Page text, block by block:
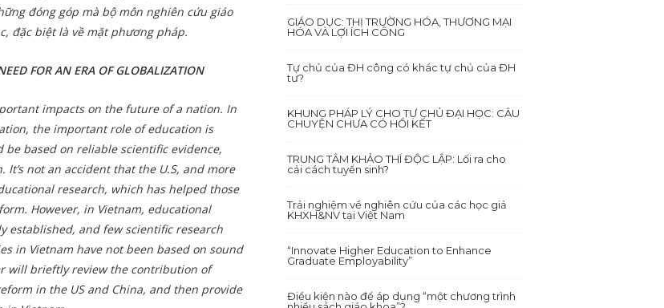
đóng góp mà bộ môn nghiên cứu giáo
đặc biệt là về mặt phương pháp.
FOR AN ERA OF GLOBALIZATION
impacts on the future of a nation. In
the important role of education is
based on reliable scientific evidence,
not an accident that the U.S, and more
research, which has helped those
However, in Vietnam, educational
established, and few scientific research
in Vietnam have not been based on sound
will brieftly review the contribution of
in the US and China, and then provide
GIÁO DỤC: THỊ TRƯỜNG HÓA, THƯƠNG MẠI
HÓA VÀ LỢI ÍCH CÔNG
Tự chủ của ĐH công có khác tự chủ của ĐH
tư?
KHUNG PHÁP LÝ CHO TỰ CHỦ ĐẠI HỌC: CÂU
CHUYỆN CHƯA CÓ HỒI KẾT
TRUNG TÂM KHẢO THÍ ĐỘC LẬP: Lối ra cho
cải cách tuyển sinh?
Trải nghiệm về nghiên cứu của các học giả
KHXH&NV tại Việt Nam
“Innovate Higher Education to Enhance
Graduate Employability”
Điều kiện nào để áp dụng “một chương trình